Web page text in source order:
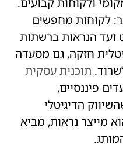
לקוחות מחפשים
ועד הנראות ברשתות
חזקה, גם מסעדה
תוכנית עסקית
פיננסיים,
הדיגיטלי
מייצר נראות, מביא